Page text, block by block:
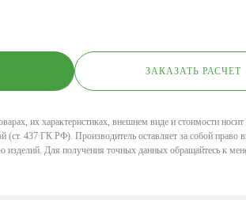
ЗАКАЗАТЬ РАСЧЕТ
их характеристиках, внешнем виде и стоимости
(ст. 437 ГК РФ). Производитель оставляет за собой право
изделий. Для получения точных данных обращайтесь к